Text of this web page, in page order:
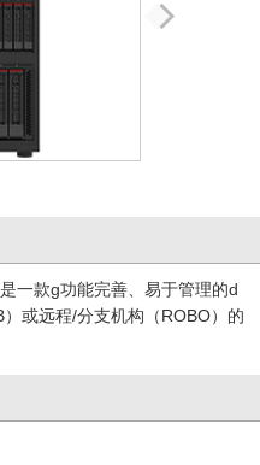
款g功能完善、易于管理的d
或远程/分支机构（ROBO）的